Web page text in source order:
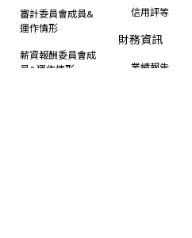
審計委員會成員&
運作情形
薪資報酬委員會成
員&運作情形
信用評等
財務資訊
業績報告